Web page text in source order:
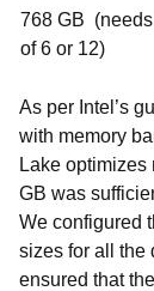
768 GB
of 6 or 12)
As per Intel’s
with memory
Lake
GB was
We configured
sizes for all the
ensured that